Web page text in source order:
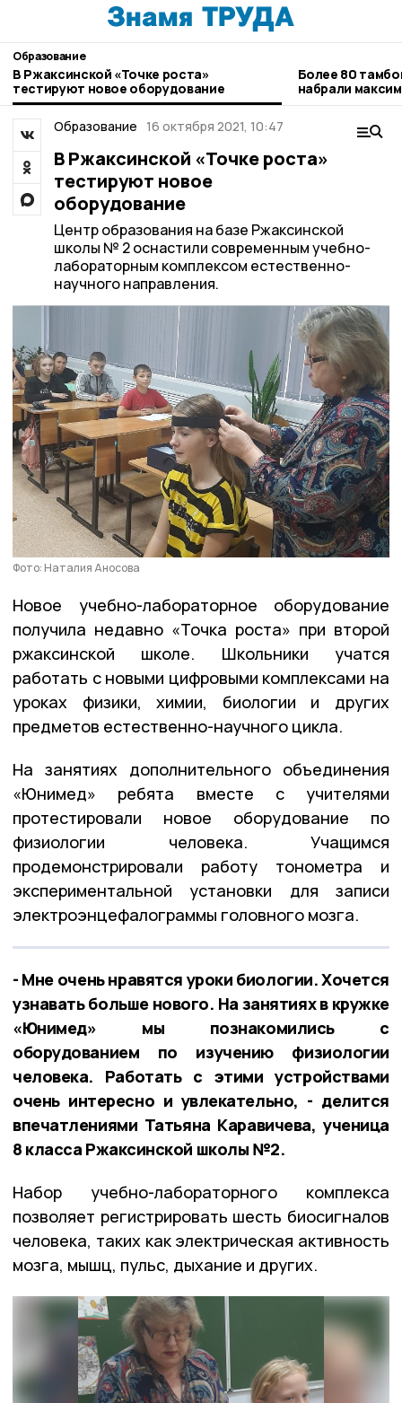
Образование
В Ржаксинской «Точке роста»
тестируют новое оборудование
Более 80
набрали
Образование 16 октября 2021, 10:47
В Ржаксинской «Точке роста»
тестируют новое
оборудование
Центр образования на базе Ржаксинской
школы № 2 оснастили современным учебно-
лабораторным комплексом естественно-
научного направления.
Фото: Наталия Аносова
Новое учебно-лабораторное оборудование
получила недавно «Точка роста» при второй
ржаксинской школе. Школьники учатся
работать с новыми цифровыми комплексами на
уроках физики, химии, биологии и других
предметов естественно-научного цикла.
На занятиях дополнительного объединения
«Юнимед» ребята вместе с учителями
протестировали новое оборудование по
физиологии человека. Учащимся
продемонстрировали работу тонометра и
экспериментальной установки для записи
электроэнцефалограммы головного мозга.
- Мне очень нравятся уроки биологии. Хочется
узнавать больше нового. На занятиях в кружке
«Юнимед» мы познакомились с
оборудованием по изучению физиологии
человека. Работать с этими устройствами
очень интересно и увлекательно, - делится
впечатлениями Татьяна Каравичева, ученица
8 класса Ржаксинской школы №2.
Набор учебно-лабораторного комплекса
позволяет регистрировать шесть биосигналов
человека, таких как электрическая активность
мозга, мышц, пульс, дыхание и других.